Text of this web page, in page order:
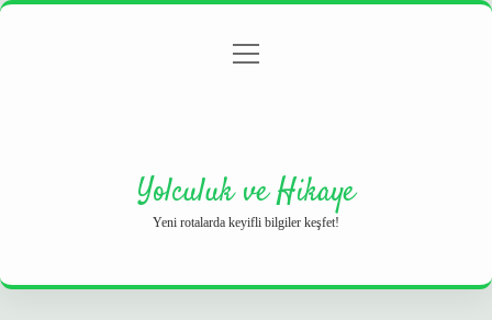
Gizlilik Politikası
menüyü
Yolculuk ve Hikaye
Yeni rotalarda keyifli bilgiler keşfet!